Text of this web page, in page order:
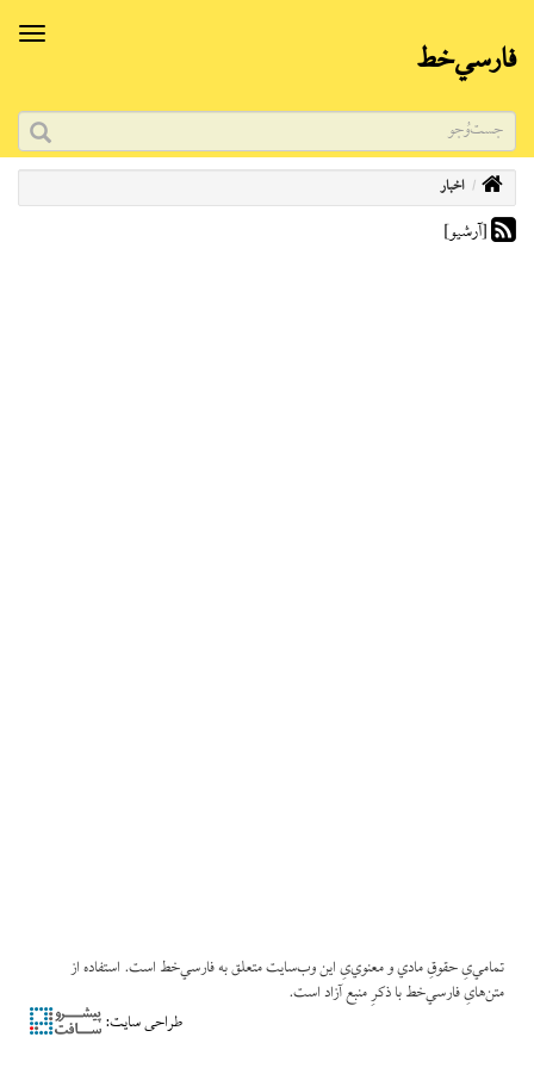
فارسي‌خط
اخبار
[آرشیو]
تمامي‌یِ حقوقِ مادي و معنوي‌یِ این وب‌سایت متعلق به فارسي‌خط است. استفاده از
متن‌هایِ فارسي‌خط با ذکرِ منبع آزاد است.
طراحی سایت: